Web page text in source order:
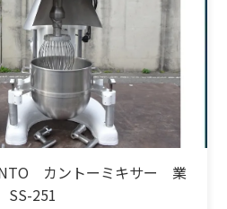
カントーミキサー 業
SS-251